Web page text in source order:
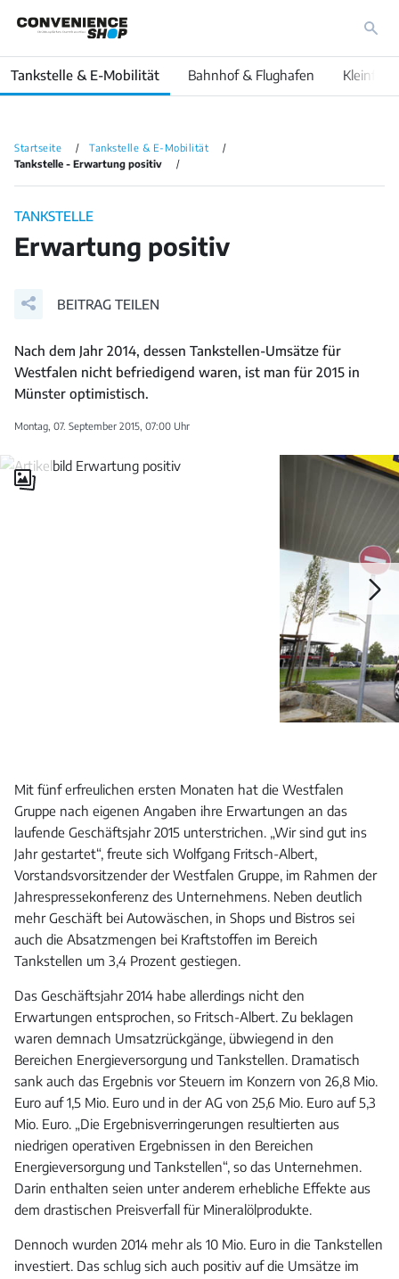
Tankstelle & E-Mobilität Bahnhof & Flughafen
Startseite
Tankstelle & E-Mobilität
Tankstelle - Erwartung positiv
TANKSTELLE
Erwartung positiv
BEITRAG TEILEN
Nach dem Jahr 2014, dessen Tankstellen-Umsätze für
Westfalen nicht befriedigend waren, ist man für 2015 in
Münster optimistisch.
Montag, 07. September 2015, 07:00 Uhr
Galerie
öffnen
öffnen
Mit fünf erfreulichen ersten Monaten hat die Westfalen
Gruppe nach eigenen Angaben ihre Erwartungen an das
laufende Geschäftsjahr 2015 unterstrichen. „Wir sind gut ins
Jahr gestartet“, freute sich Wolfgang Fritsch-Albert,
Vorstandsvorsitzender der Westfalen Gruppe, im Rahmen der
Jahrespressekonferenz des Unternehmens. Neben deutlich
mehr Geschäft bei Autowäschen, in Shops und Bistros sei
auch die Absatzmengen bei Kraftstoffen im Bereich
Tankstellen um 3,4 Prozent gestiegen.
Das Geschäftsjahr 2014 habe allerdings nicht den
Erwartungen entsprochen, so Fritsch-Albert. Zu beklagen
waren demnach Umsatzrückgänge, übwiegend in den
Bereichen Energieversorgung und Tankstellen. Dramatisch
sank auch das Ergebnis vor Steuern im Konzern von 26,8 Mio.
Euro auf 1,5 Mio. Euro und in der AG von 25,6 Mio. Euro auf 5,3
Mio. Euro. „Die Ergebnisverringerungen resultierten aus
niedrigen operativen Ergebnissen in den Bereichen
Energieversorgung und Tankstellen“, so das Unternehmen.
Darin enthalten seien unter anderem erhebliche Effekte aus
dem drastischen Preisverfall für Mineralölprodukte.
Dennoch wurden 2014 mehr als 10 Mio. Euro in die Tankstellen
investiert. Das schlug sich auch positiv auf die Umsätze im